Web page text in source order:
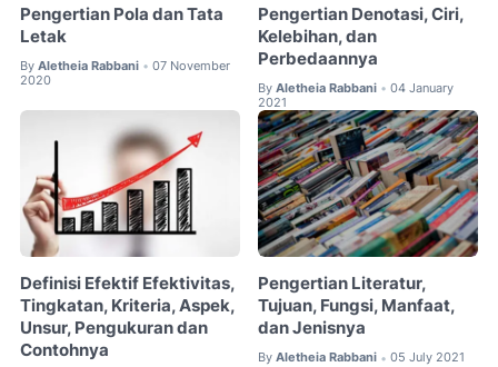
Pengertian Pola dan Tata
Letak
By Aletheia Rabbani • 07 November
2020
Pengertian Denotasi, Ciri,
Kelebihan, dan
Perbedaannya
By Aletheia Rabbani • 04 January
2021
Definisi Efektif Efektivitas,
Tingkatan, Kriteria, Aspek,
Unsur, Pengukuran dan
Contohnya
Pengertian Literatur,
Tujuan, Fungsi, Manfaat,
dan Jenisnya
By Aletheia Rabbani • 05 July 2021